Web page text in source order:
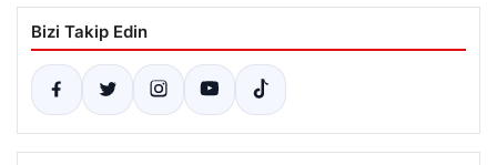
Bizi Takip Edin